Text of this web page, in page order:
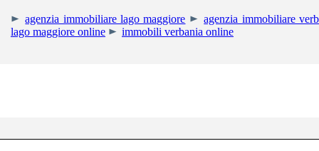
agenzia immobiliare lago maggiore
agenzia immobiliare
lago maggiore online
immobili verbania online